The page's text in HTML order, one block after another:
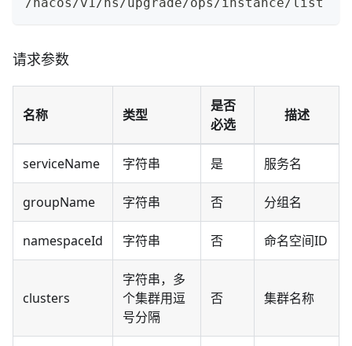
请求参数
名称 类型
是否
必选
描述
serviceName 字符串 是 服务名
groupName 字符串 否 分组名
namespaceId 字符串 否 命名空间ID
clusters
字符串，多
个集群用逗
号分隔
否 集群名称